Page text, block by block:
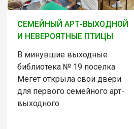
СЕМЕЙНЫЙ АРТ-ВЫХОДНОЙ
И НЕВЕРОЯТНЫЕ ПТИЦЫ
В минувшие выходные
библиотека № 19 поселка
Мегет открыла свои двери
для первого семейного арт-
выходного.